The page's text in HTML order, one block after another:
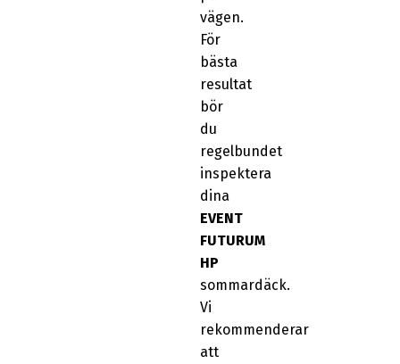
vägen.
För
bästa
resultat
bör
du
regelbundet
inspektera
dina
EVENT
FUTURUM
HP
sommardäck.
Vi
rekommenderar
att